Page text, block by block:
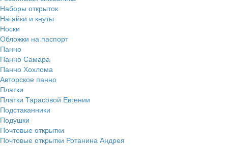
Наборы открыток
Нагайки и кнуты
Носки
Обложки на паспорт
Панно
Панно Самара
Панно Хохлома
Авторское панно
Платки
Платки Тарасовой Евгении
Подстаканники
Подушки
Почтовые открытки
Почтовые открытки Ротанина Андрея